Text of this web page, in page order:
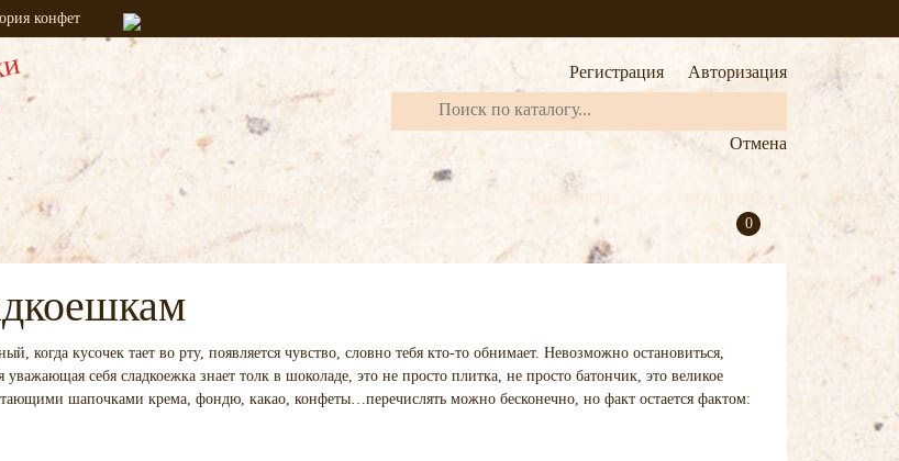
конфет
Регистрация Авторизация
Отмена
Оплата Прайс-лист О нас Контакты корзина
0
кусочек тает во рту, появляется чувство, словно тебя кто-то обнимает. Невозможно остановиться,
себя сладкоежка знает толк в шоколаде, это не просто плитка, не просто батончик, это великое
шапочками крема, фондю, какао, конфеты…перечислять можно бесконечно, но факт остается фактом: